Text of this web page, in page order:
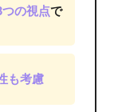
の視点で
も考慮